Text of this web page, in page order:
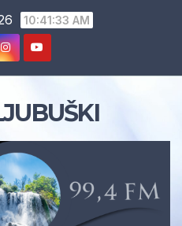
10:41:34 AM